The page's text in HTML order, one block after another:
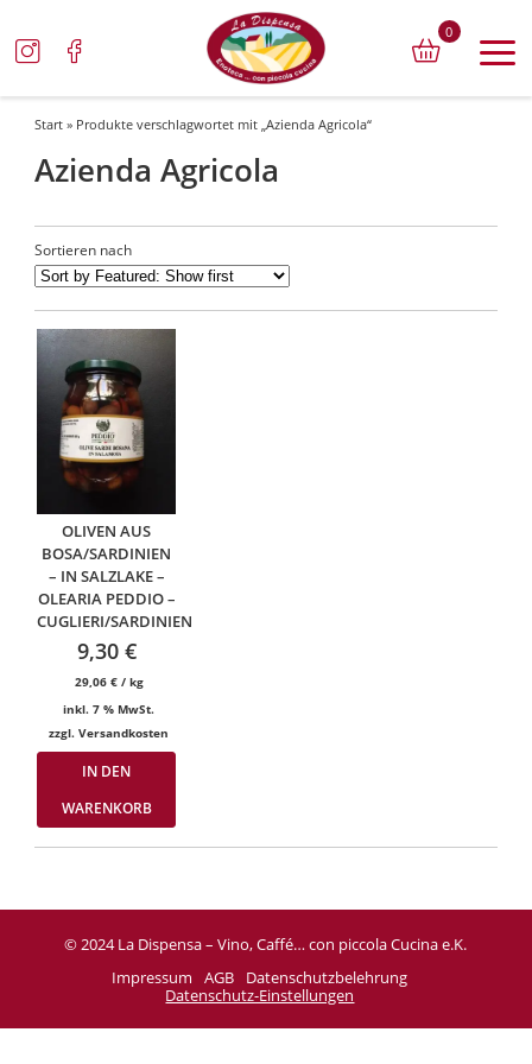
0
Start » Produkte verschlagwortet mit „Azienda Agricola“
Azienda Agricola
Sortieren nach
OLIVEN AUS
BOSA/SARDINIEN
– IN SALZLAKE –
OLEARIA PEDDIO –
CUGLIERI/SARDINIEN
9,30 €
29,06 €/ kg
inkl. 7 % MwSt.
zzgl.Versandkosten
IN DEN
WARENKORB
© 2024 La Dispensa – Vino, Caffé… con piccola Cucina e.K.
Impressum
AGB
Datenschutzbelehrung
Datenschutz-Einstellungen